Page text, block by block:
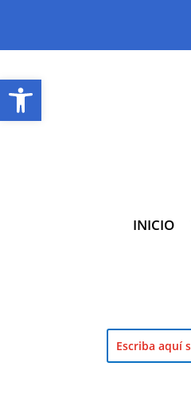
Abrir barra de herramientas
INICIO